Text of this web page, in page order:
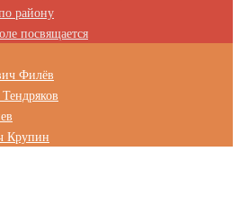
району
посвящается
Филёв
Крупин